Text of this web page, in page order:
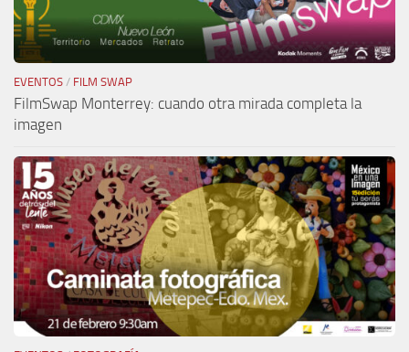
EVENTOS / FILM SWAP
FilmSwap Monterrey: cuando otra mirada completa la
imagen